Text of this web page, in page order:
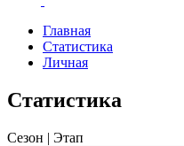
Главная
Статистика
Личная
Статистика
Сезон | Этап